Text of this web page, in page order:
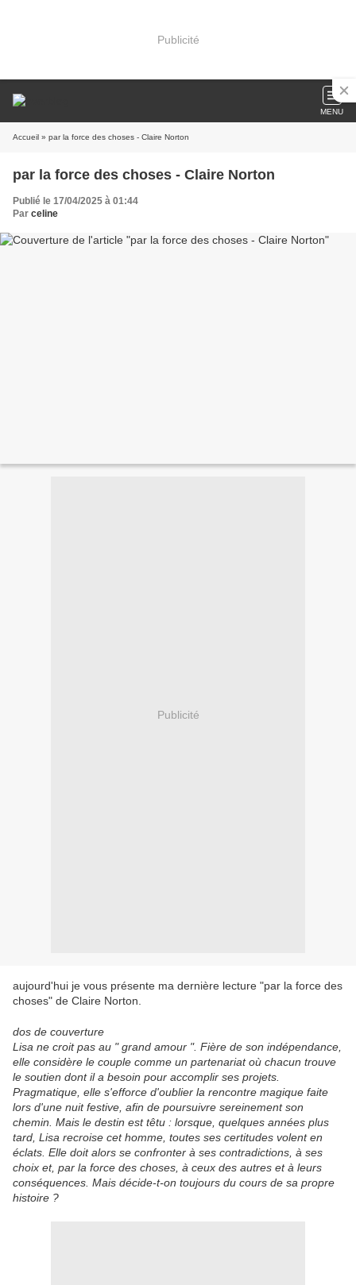
Publicité
MENU
Accueil » par la force des choses - Claire Norton
par la force des choses - Claire Norton
Publié le 17/04/2025 à 01:44
Par celine
Publicité
aujourd'hui je vous présente ma dernière lecture "par la force des
choses" de Claire Norton.
dos de couverture
Lisa ne croit pas au " grand amour ". Fière de son indépendance,
elle considère le couple comme un partenariat où chacun trouve
le soutien dont il a besoin pour accomplir ses projets.
Pragmatique, elle s'efforce d'oublier la rencontre magique faite
lors d'une nuit festive, afin de poursuivre sereinement son
chemin. Mais le destin est têtu : lorsque, quelques années plus
tard, Lisa recroise cet homme, toutes ses certitudes volent en
éclats. Elle doit alors se confronter à ses contradictions, à ses
choix et, par la force des choses, à ceux des autres et à leurs
conséquences. Mais décide-t-on toujours du cours de sa propre
histoire ?